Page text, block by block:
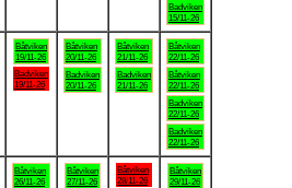
Badviken
15/11-26
Båtviken
19/11-26
Badviken
19/11-26
Båtviken
20/11-26
Badviken
20/11-26
Båtviken
21/11-26
Badviken
21/11-26
Båtviken
22/11-26
Båtviken
22/11-26
Badviken
22/11-26
Badviken
22/11-26
Båtviken
26/11-26
Båtviken
27/11-26
Båtviken
28/11-26
Båtviken
29/11-26